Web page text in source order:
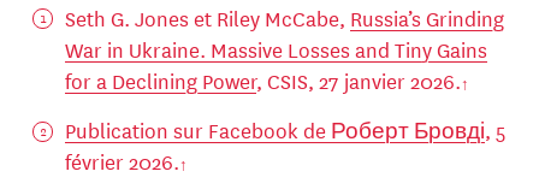
Seth G. Jones et Riley McCabe, Russia’s Grinding
War in Ukraine. Massive Losses and Tiny Gains
for a Declining Power, CSIS, 27 janvier 2026.
Publication sur Facebook de Роберт Бровді, 5
février 2026.